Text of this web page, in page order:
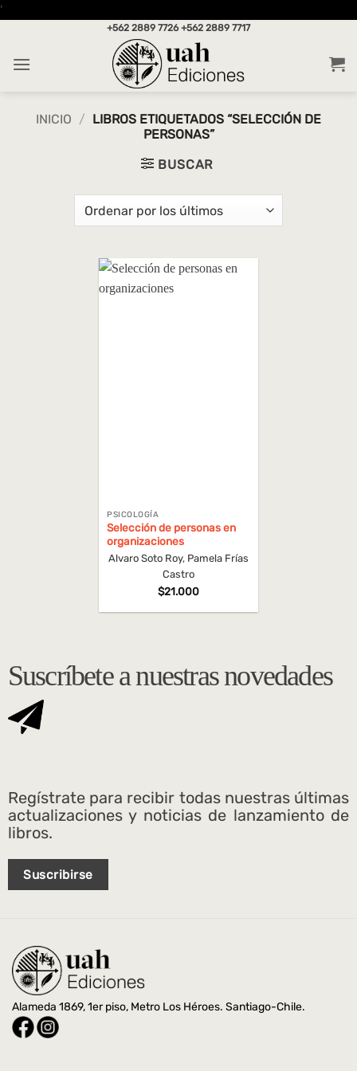
'Saltar
+562 2889 7726 +562 2889 7717
INICIO / LIBROS ETIQUETADOS “SELECCIÓN DE
PERSONAS”
BUSCAR
PSICOLOGÍA
Selección de personas en
organizaciones
Alvaro Soto Roy, Pamela Frías
Castro
$21.000
Suscríbete a nuestras novedades
Regístrate para recibir todas nuestras últimas
actualizaciones y noticias de lanzamiento de
libros.
Suscribirse
Alameda 1869, 1er piso, Metro Los Héroes. Santiago-Chile.